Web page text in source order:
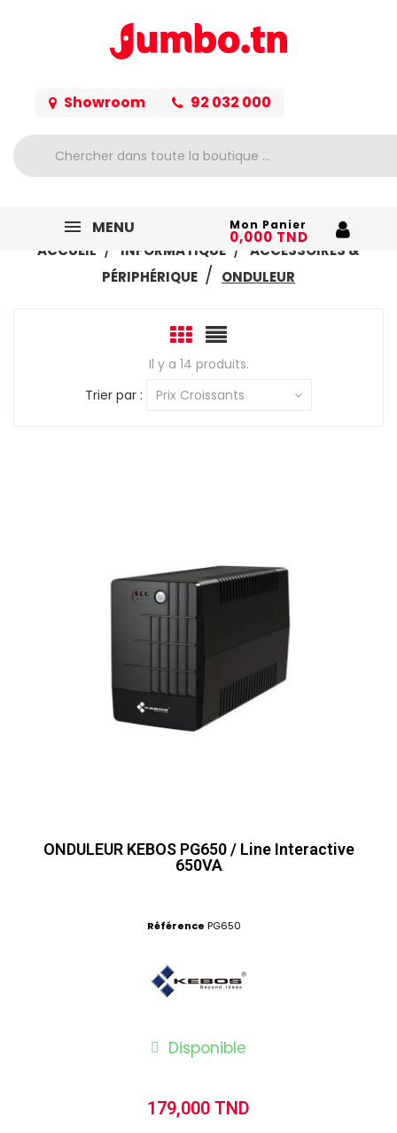
Showroom 92 032 000
MENU Mon Panier
0,000 TND
ACCUEIL INFORMATIQUE
ACCESSOIRES &
PÉRIPHÉRIQUE
ONDULEUR
Il y a 14 produits.
Trier par :
Prix Croissants
ONDULEUR KEBOS PG650 / Line Interactive
650VA
Référence PG650
Disponible
179,000 TND